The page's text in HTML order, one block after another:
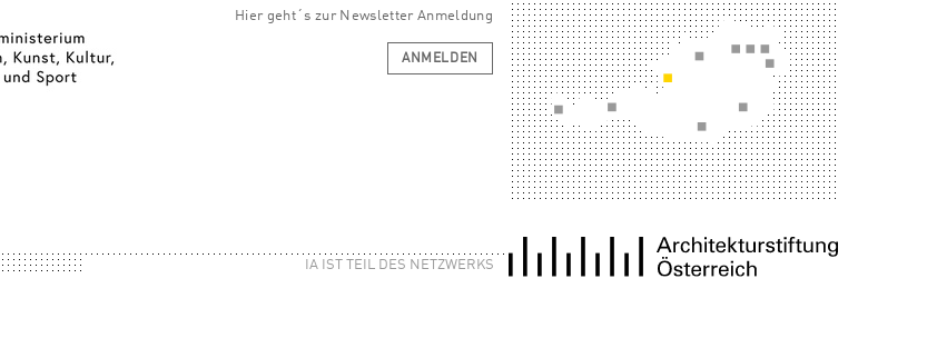
Hier geht´s zur Newsletter Anmeldung
ANMELDEN
IA IST TEIL DES NETZWERKS